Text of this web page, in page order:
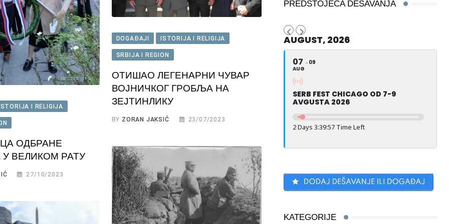
I RELIGIJA
ОДБРАНЕ
У ВЕЛИКОМ РАТУ
27/10/2023
DOGAĐAJI ISTORIJA I RELIGIJA
SRBIJA I REGION
ОТИШАО ЛЕГЕНАРНИ ЧУВАР
ВОЈНИЧКОГ ГРОБЉА НА
ЗЕЈТИНЛИКУ
BY ZORAN JAKSIĆ 23/07/2023
PREDSTOJEĆA DEŠAVANJA
AUGUST, 2026
07
AUG
09
SERB FEST CHICAGO OD 7-9
AVGUSTA 2026
2 Days 3:39:56 Time Left
KATEGORIJE